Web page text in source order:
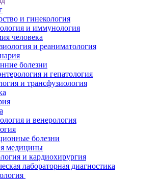
и гинекология
и иммунология
человека
и реаниматология
болезни
и гепатология
и трансфузиология
и венерология
болезни
медицины
и кардиохирургия
лабораторная диагностика